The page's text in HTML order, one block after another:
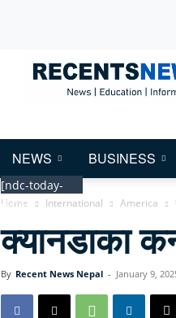
News
Nepal
[ndc-today-
date]
NEWS BUSINESS
Home International America
क्यानडाका
By Recent News Nepal - January 9,